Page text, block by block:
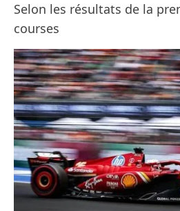
Selon les résultats de la
courses